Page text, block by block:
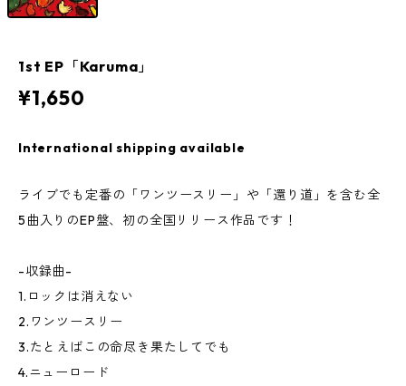
1st EP「Karuma」
¥1,650
International shipping available
ライブでも定番の「ワンツースリー」や「還り道」を含む全
5曲入りのEP盤、初の全国リリース作品です！
-収録曲-
1.ロックは消えない
2.ワンツースリー
3.たとえばこの命尽き果たしてでも
4.ニューロード